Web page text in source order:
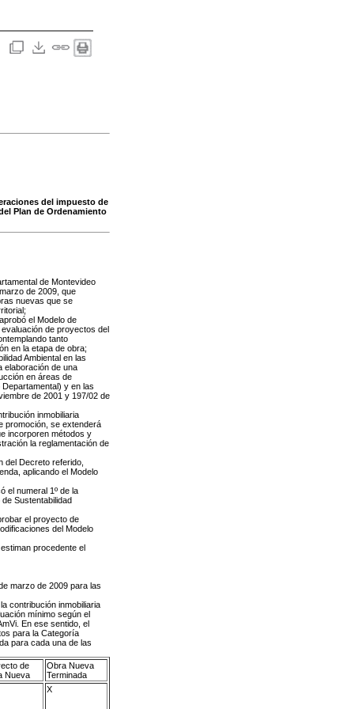
del impuesto de
Plan de Ordenamiento
de Montevideo
de 2009, que
nuevas que se
el Modelo de
de proyectos del
tanto
en la etapa de obra;
Ambiental en las
elaboración de una
en áreas de
y en las
de 2001 y 197/02 de
inmobiliaria
promoción, se extenderá
incorporen métodos y
la reglamentación de
del Decreto referido,
aplicando el Modelo
el numeral 1º de la
Sustentabilidad
el proyecto de
del Modelo
procedente el
marzo de 2009 para las
contribución inmobiliaria
mínimo según el
En ese sentido, el
para la Categoría
para cada una de las
de
Nueva
Obra Nueva
Terminada
X